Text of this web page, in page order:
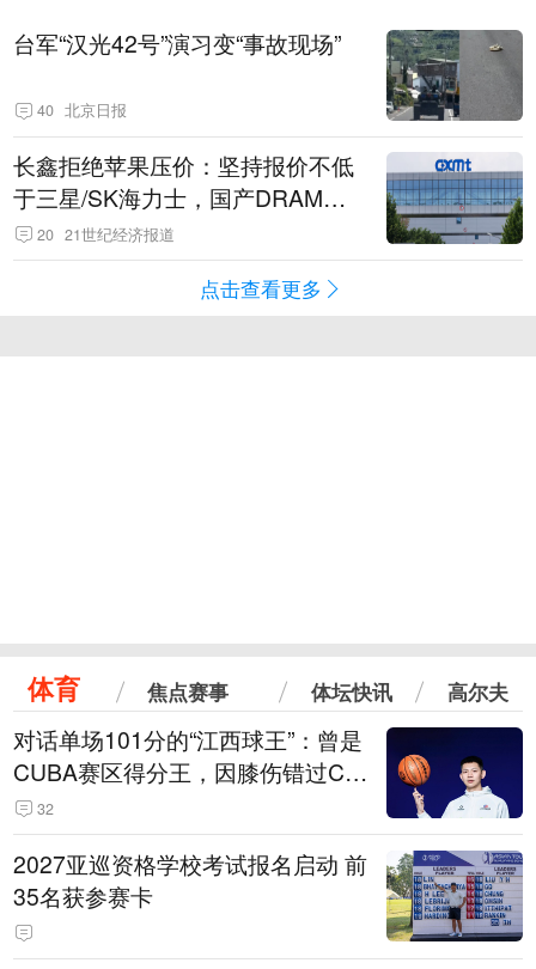
台军“汉光42号”演习变“事故现场”
40 北京日报
长鑫拒绝苹果压价：坚持报价不低
于三星/SK海力士，国产DRAM掌
握定价权
20 21世纪经济报道
点击查看更多
体育 焦点赛事 体坛快讯 高尔夫
对话单场101分的“江西球王”：曾是
CUBA赛区得分王，因膝伤错过CB
A选秀
32
2027亚巡资格学校考试报名启动 前
35名获参赛卡